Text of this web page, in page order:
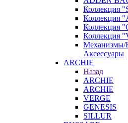
Коллекция
Коллекция
Коллекция
Коллекция
Механизмы/
Аксессуары
ARCHIE
Назад
ARCHIE
ARCHIE
VERGE
GENESIS
SILLUR